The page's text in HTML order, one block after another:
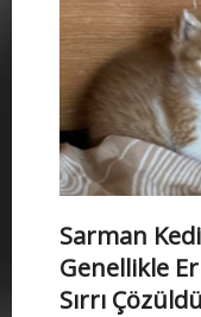
Sarman
Genellikle
Sırrı Çözüldü